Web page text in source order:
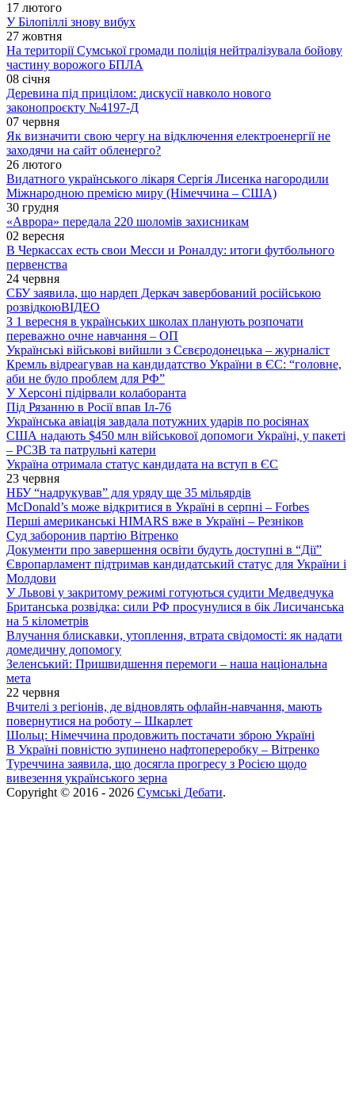
17 лютого
У Білопіллі знову вибух
27 жовтня
На території Сумської громади поліція нейтралізувала бойову
частину ворожого БПЛА
08 січня
Деревина під прицілом: дискусії навколо нового
законопроєкту №4197-Д
07 червня
Як визначити свою чергу на відключення електроенергії не
заходячи на сайт обленерго?
26 лютого
Видатного українського лікаря Сергія Лисенка нагородили
Міжнародною премією миру (Німеччина – США)
30 грудня
«Аврора» передала 220 шоломів захисникам
02 вересня
В Черкассах есть свои Месси и Роналду: итоги футбольного
первенства
24 червня
СБУ заявила, що нардеп Деркач завербований російською
розвідкоюВІДЕО
З 1 вересня в українських школах планують розпочати
переважно очне навчання – ОП
Українські військові вийшли з Сєвєродонецька – журналіст
Кремль відреагував на кандидатство України в ЄС: “головне,
аби не було проблем для РФ”
У Херсоні підірвали колаборанта
Під Рязанню в Росії впав Іл-76
Українська авіація завдала потужних ударів по росіянах
США надають $450 млн військової допомоги Україні, у пакеті
– РСЗВ та патрульні катери
Україна отримала статус кандидата на вступ в ЄС
23 червня
НБУ “надрукував” для уряду ще 35 мільярдів
McDonald’s може відкритися в Україні в серпні – Forbes
Перші американські HIMARS вже в Україні – Резніков
Суд заборонив партію Вітренко
Документи про завершення освіти будуть доступні в “Дії”
Європарламент підтримав кандидатський статус для України і
Молдови
У Львові у закритому режимі готуються судити Медведчука
Британська розвідка: сили РФ просунулися в бік Лисичанська
на 5 кілометрів
Влучання блискавки, утоплення, втрата свідомості: як надати
домедичну допомогу
Зеленський: Пришвидшення перемоги – наша національна
мета
22 червня
Вчителі з регіонів, де відновлять офлайн-навчання, мають
повернутися на роботу – Шкарлет
Шольц: Німеччина продовжить постачати зброю Україні
В Україні повністю зупинено нафтопереробку – Вітренко
Туреччина заявила, що досягла прогресу з Росією щодо
вивезення українського зерна
Copyright © 2016 - 2026 Сумські Дебати.